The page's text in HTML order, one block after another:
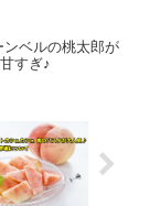
ンベルの桃太郎が
すぎ♪